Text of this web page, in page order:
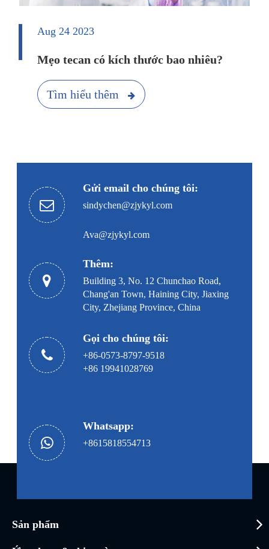
Aug 24 2023
Mẹo tecan có kích thước bao nhiêu?
Tìm hiểu thêm
Gửi email cho chúng tôi:
sindychen@zjykyl.com
Ava@zjykyl.com
Thêm:
Building 3, No. 12 Chunchao Road,
Chang'an Town, Haining City, Jiaxing
City, Zhejiang Province, China
Gọi cho chúng tôi:
+86-0573-8797-9518
+86 19941028769
Whatsapp:
+8615818554713
Sản phẩm